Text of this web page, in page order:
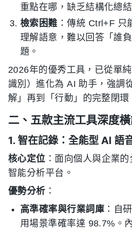
重點在哪，缺乏結構化總結
檢索困難 ：傳統 Ctrl+F 只
理解語意，難以回答「誰
題。
2026年的優秀工具，已從單
識別）進化為 AI 助手，強調
解」再到「行動」的完整閉環
二、五款主流工具深度
1. 智在記錄：全能型 AI 語
核心定位 ：面向個人與企業
智能分析平台。
優勢分析 ：
高準確率與行業詞庫 ：自
用場景準確率達 98.7%。